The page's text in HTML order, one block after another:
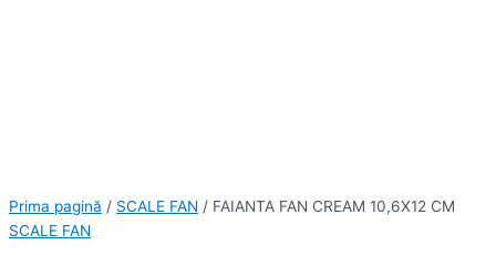
Prima pagină / SCALE FAN / FAIANTA FAN CREAM 10,6X12 CM
SCALE FAN